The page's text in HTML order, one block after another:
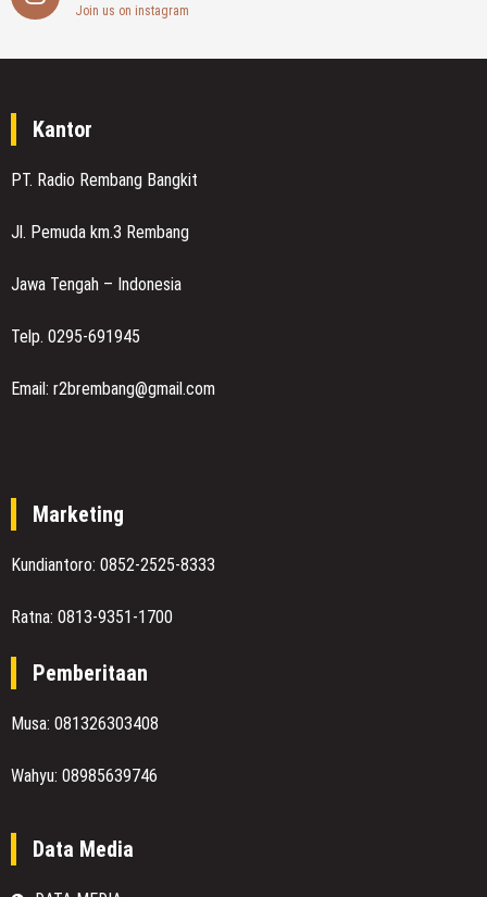
Join us on instagram
Kantor
PT. Radio Rembang Bangkit
Jl. Pemuda km.3 Rembang
Jawa Tengah – Indonesia
Telp. 0295-691945
Email: r2brembang@gmail.com
Marketing
Kundiantoro: 0852-2525-8333
Ratna: 0813-9351-1700
Pemberitaan
Musa: 081326303408
Wahyu: 08985639746
Data Media